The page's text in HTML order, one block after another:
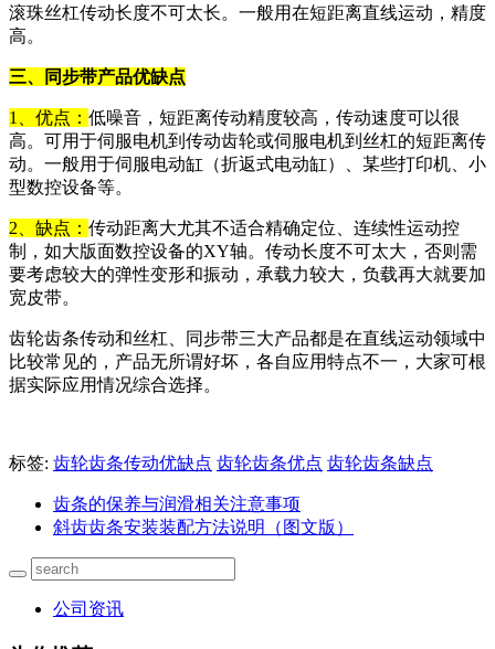
滚珠丝杠传动长度不可太长。一般用在短距离直线运动，精度
高。
三、同步带产品优缺点
1、优点： 低噪音，短距离传动精度较高，传动速度可以很
高。可用于伺服电机到传动齿轮或伺服电机到丝杠的短距离传
动。一般用于伺服电动缸（折返式电动缸）、某些打印机、小
型数控设备等。
2、缺点： 传动距离大尤其不适合精确定位、连续性运动控
制，如大版面数控设备的XY轴。传动长度不可太大，否则需
要考虑较大的弹性变形和振动，承载力较大，负载再大就要加
宽皮带。
齿轮齿条传动和丝杠、同步带三大产品都是在直线运动领域中
比较常见的，产品无所谓好坏，各自应用特点不一，大家可根
据实际应用情况综合选择。
标签: 齿轮齿条传动优缺点 齿轮齿条优点 齿轮齿条缺点
齿条的保养与润滑相关注意事项
斜齿齿条安装装配方法说明（图文版）
公司资讯